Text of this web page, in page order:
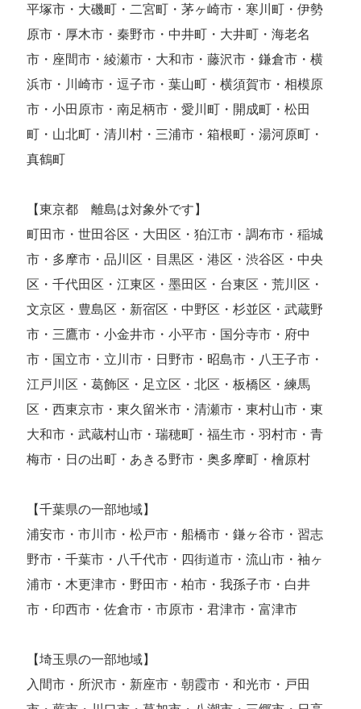
平塚市・大磯町・二宮町・茅ヶ崎市・寒川町・伊勢
原市・厚木市・秦野市・中井町・大井町・海老名
市・座間市・綾瀬市・大和市・藤沢市・鎌倉市・横
浜市・川崎市・逗子市・葉山町・横須賀市・相模原
市・小田原市・南足柄市・愛川町・開成町・松田
町・山北町・清川村・三浦市・箱根町・湯河原町・
真鶴町
【東京都 離島は対象外です】
町田市・世田谷区・大田区・狛江市・調布市・稲城
市・多摩市・品川区・目黒区・港区・渋谷区・中央
区・千代田区・江東区・墨田区・台東区・荒川区・
文京区・豊島区・新宿区・中野区・杉並区・武蔵野
市・三鷹市・小金井市・小平市・国分寺市・府中
市・国立市・立川市・日野市・昭島市・八王子市・
江戸川区・葛飾区・足立区・北区・板橋区・練馬
区・西東京市・東久留米市・清瀬市・東村山市・東
大和市・武蔵村山市・瑞穂町・福生市・羽村市・青
梅市・日の出町・あきる野市・奥多摩町・檜原村
【千葉県の一部地域】
浦安市・市川市・松戸市・船橋市・鎌ヶ谷市・習志
野市・千葉市・八千代市・四街道市・流山市・袖ヶ
浦市・木更津市・野田市・柏市・我孫子市・白井
市・印西市・佐倉市・市原市・君津市・富津市
【埼玉県の一部地域】
入間市・所沢市・新座市・朝霞市・和光市・戸田